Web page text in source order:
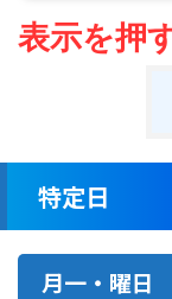
表示を押
特定日
月一・曜日